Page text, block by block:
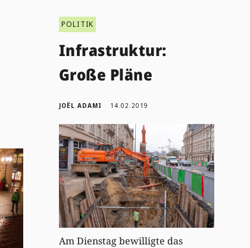
POLITIK
Infrastruktur:
Große Pläne
JOËL ADAMI 14.02.2019
Am Dienstag bewilligte das